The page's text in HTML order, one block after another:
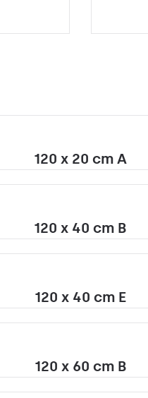
120 x 20 cm A
120 x 40 cm B
120 x 40 cm E
120 x 60 cm B